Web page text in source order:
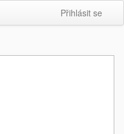
Přihlásit se